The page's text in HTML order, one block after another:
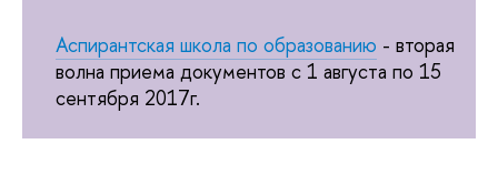
Аспирантская школа по образованию - вторая
волна приема документов с 1 августа по 15
сентября 2017г.